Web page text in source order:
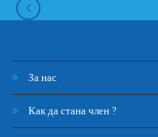
За нас
Как да стана член ?